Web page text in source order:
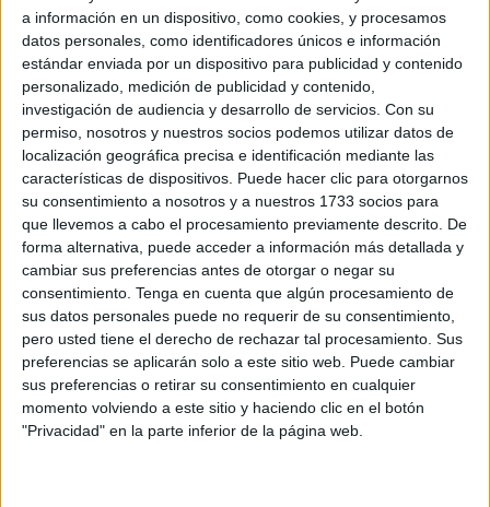
a información en un dispositivo, como cookies, y procesamos
datos personales, como identificadores únicos e información
estándar enviada por un dispositivo para publicidad y contenido
personalizado, medición de publicidad y contenido,
investigación de audiencia y desarrollo de servicios. Con su
permiso, nosotros y nuestros socios podemos utilizar datos de
localización geográfica precisa e identificación mediante las
características de dispositivos. Puede hacer clic para otorgarnos
su consentimiento a nosotros y a nuestros 1733 socios para
que llevemos a cabo el procesamiento previamente descrito. De
forma alternativa, puede acceder a información más detallada y
cambiar sus preferencias antes de otorgar o negar su
consentimiento. Tenga en cuenta que algún procesamiento de
sus datos personales puede no requerir de su consentimiento,
pero usted tiene el derecho de rechazar tal procesamiento. Sus
preferencias se aplicarán solo a este sitio web. Puede cambiar
sus preferencias o retirar su consentimiento en cualquier
momento volviendo a este sitio y haciendo clic en el botón
"Privacidad" en la parte inferior de la página web.
RelatedPosts
El Colegio de Médicos pide a Mónica
García medidas urgentes ante la
"catástrofe asistencial" en Ceuta
HACE 6 MINUTOS
Aymane, el joven con la equipación del
Milan que murió en el cruce a Ceuta
HACE 24 MINUTOS
La Hermandad de África agradece el
respaldo de Ceuta en unas fiestas
marcadas por la unidad y la esperanza
HACE 53 MINUTOS
El Instituto de Medicina Legal de Ceuta
finaliza las autopsias de los 82 fallecidos